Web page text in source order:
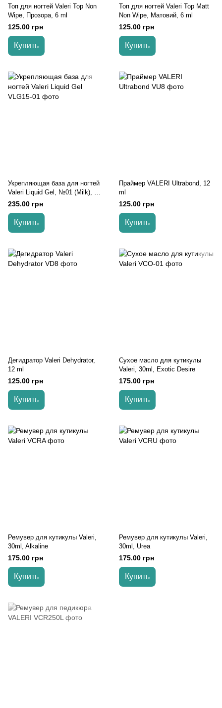
Топ для ногтей Valeri Top Non
Wipe, Прозора, 6 ml
125.00 грн
Купить
Топ для ногтей Valeri Top Matt
Non Wipe, Матовий, 6 ml
125.00 грн
Купить
Укрепляющая база для ногтей
Valeri Liquid Gel, №01 (Milk), 15
ml
235.00 грн
Купить
Праймер VALERI Ultrabond, 12
ml
125.00 грн
Купить
Дегидратор Valeri Dehydrator,
12 ml
125.00 грн
Купить
Сухое масло для кутикулы
Valeri, 30ml, Exotic Desire
175.00 грн
Купить
Ремувер для кутикулы Valeri,
30ml, Alkaline
175.00 грн
Купить
Ремувер для кутикулы Valeri,
30ml, Urea
175.00 грн
Купить